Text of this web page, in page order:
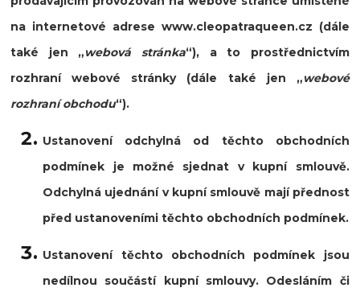
na internetové adrese www.cleopatraqueen.cz (dále
také jen „webová stránka“), a to prostřednictvím
rozhraní webové stránky (dále také jen „webové
rozhraní obchodu“).
Ustanovení odchylná od těchto obchodních
podmínek je možné sjednat v kupní smlouvě.
Odchylná ujednání v kupní smlouvě mají přednost
před ustanoveními těchto obchodních podmínek.
Ustanovení těchto obchodních podmínek jsou
nedílnou součástí kupní smlouvy. Odesláním či